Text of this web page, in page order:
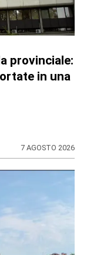
provinciale:
in una
7 AGOSTO 2026